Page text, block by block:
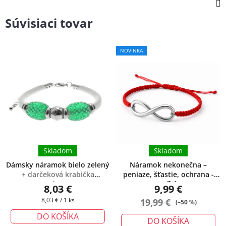
Súvisiaci tovar
Dámsky náramok bielo zelený
+ darčeková krabička
zadarmo
Skladom
8,03 €
Jednotková
8,03 € / 1 ks
DO KOŠÍKA
NOVINKA
Náramok nekonečna –
peniaze, šťastie, ochrana -
veľký
Skladom
9,99 €
19,99 € (–50 %)
DO KOŠÍKA